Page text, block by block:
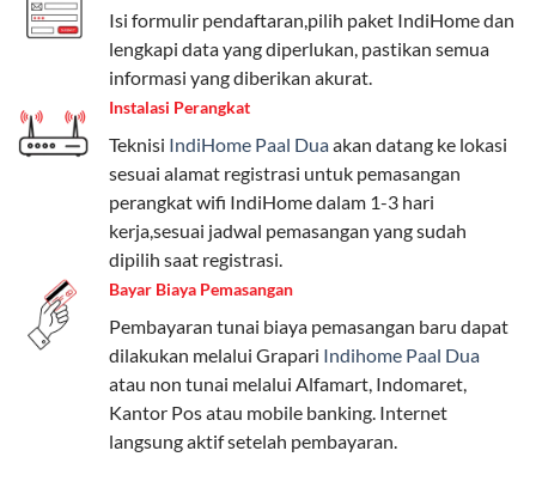
Telkomsel One menyediakan pilihan paket yang
beragam, mulai dari paket hemat hingga premium.
Pengguna bisa memilih sesuai kebutuhan, baik untuk
internet, komunikasi, atau hiburan.
Paket Easy cocok untuk kebutuhan dasar, Paket
Complete untuk yang menginginkan fitur lengkap,
dan Paket Dynamic IP untuk pengguna yang
memprioritaskan kecepatan internet tinggi.
Paket Telkomsel One dengan Kuota Keluarga
Salah satu fitur unggulan Telkomsel One adalah Paket
Kuota Keluarga. Dengan kuota hingga 30 GB, Anda
bisa membagikan internet kepada anggota keluarga
atau teman tanpa perlu khawatir kehabisan kuota.
Isi formulir pendaftaran,pilih paket IndiHome dan
lengkapi data yang diperlukan, pastikan semua
informasi yang diberikan akurat.
Instalasi Perangkat
Teknisi IndiHome Paal Duaakan datang ke lokasi
sesuai alamat registrasi untuk pemasangan
perangkat wifi IndiHome dalam 1-3 hari
kerja,sesuai jadwal pemasangan yang sudah
dipilih saat registrasi.
Bayar Biaya Pemasangan
Pembayaran tunai biaya pemasangan baru dapat
dilakukan melalui Grapari Indihome Paal Dua
atau non tunai melalui Alfamart, Indomaret,
Kantor Pos atau mobile banking. Internet
langsung aktif setelah pembayaran.